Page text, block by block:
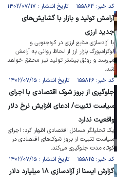
کد خبر: ۱۵۵۸۶۳ تاریخ انتشار : ۱۴۰۲/۰۷/۱۷
آرامش تولید و بازار با گشایش‌های
جدید ارزی
با آزادسازی منابع ارزی در کره‌جنوبی و
لوکزامبورگ بازار ارز از لحاظ روانی به آرامش
می‌رسد و رونق بیشتر تولید نیز محقق خواهد
شد.
کد خبر: ۱۵۵۸۲۶ تاریخ انتشار : ۱۴۰۲/۰۷/۱۵
جلوگیری از بروز شوک اقتصادی با اجرای
سیاست تثبیت/ ادعای افزایش نرخ دلار
واقعیت ندارد
یک تحلیلگر مسائل اقتصادی اظهار کرد: اجرای
سیاست تثبیت از بروز شوک‌های اقتصادی در
کوتاه مدت جلوگیری می‌کند.
کد خبر: ۱۵۵۸۲۵ تاریخ انتشار : ۱۴۰۲/۰۷/۱۵
گزارش ایسنا از آزادسازی ۱۸ میلیارد دلار